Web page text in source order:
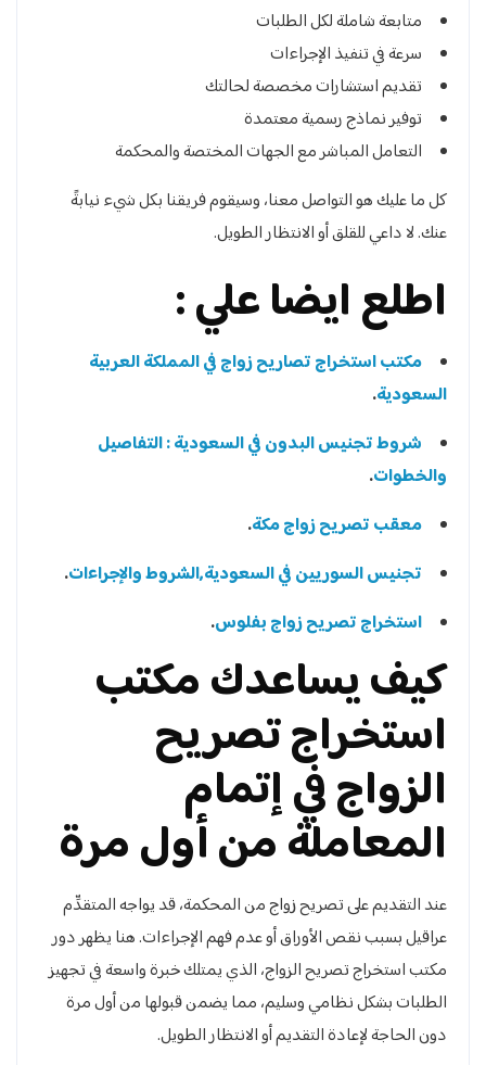
متابعة شاملة لكل الطلبات
سرعة في تنفيذ الإجراءات
تقديم استشارات مخصصة لحالتك
توفير نماذج رسمية معتمدة
التعامل المباشر مع الجهات المختصة والمحكمة
كل ما عليك هو التواصل معنا، وسيقوم فريقنا بكل شيء نيابةً
عنك. لا داعي للقلق أو الانتظار الطويل.
اطلع ايضا علي :
مكتب استخراج تصاريح زواج في المملكة العربية
السعودية.
شروط تجنيس البدون في السعودية : التفاصيل
والخطوات.
معقب تصريح زواج مكة.
تجنيس السوريين في السعودية,الشروط والإجراءات.
استخراج تصريح زواج بفلوس.
كيف يساعدك مكتب
استخراج تصريح
الزواج في إتمام
المعاملة من أول مرة
عند التقديم على تصريح زواج من المحكمة، قد يواجه المتقدِّم
عراقيل بسبب نقص الأوراق أو عدم فهم الإجراءات. هنا يظهر دور
مكتب استخراج تصريح الزواج، الذي يمتلك خبرة واسعة في تجهيز
الطلبات بشكل نظامي وسليم، مما يضمن قبولها من أول مرة
دون الحاجة لإعادة التقديم أو الانتظار الطويل.